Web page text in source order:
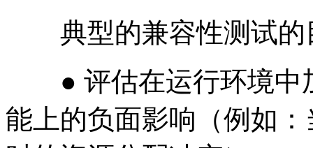
典型的兼容性测试的
● 评估在运行环境中
能上的负面影响（例如